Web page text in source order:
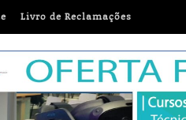
Livro de Reclamações